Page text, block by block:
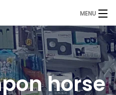
MENU
horse